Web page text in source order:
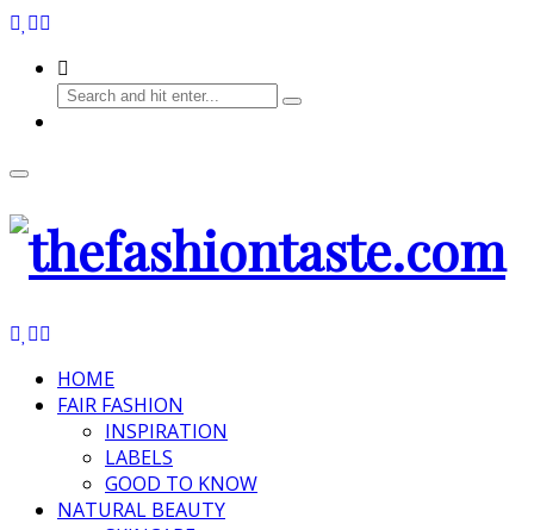
HOME
FAIR FASHION
INSPIRATION
LABELS
GOOD TO KNOW
NATURAL BEAUTY